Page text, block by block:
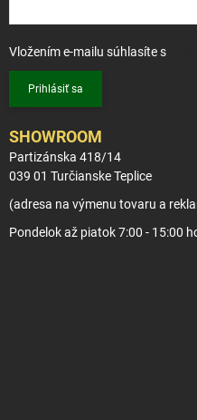
Vložením e-mailu súhlasíte s
Prihlásiť sa
SHOWROOM
Partizánska 418/14
039 01 Turčianske Teplice
(adresa na výmenu tovaru a
Pondelok až piatok 7:00 - 15:00